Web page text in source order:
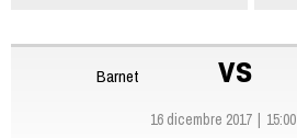
Barnet vs
16 dicembre 2017 15:00